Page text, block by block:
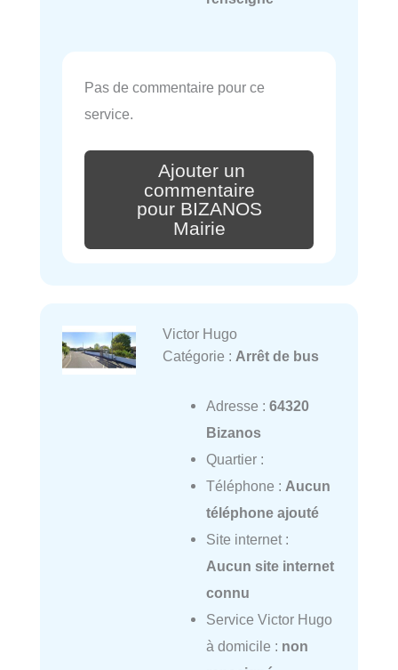
Pas de commentaire pour ce
service.
Ajouter un
commentaire
pour BIZANOS
Mairie
Victor Hugo
Catégorie : Arrêt de bus
Adresse : 64320
Bizanos
Quartier :
Téléphone : Aucun
téléphone ajouté
Site internet :
Aucun site internet
connu
Service Victor Hugo
à domicile : non